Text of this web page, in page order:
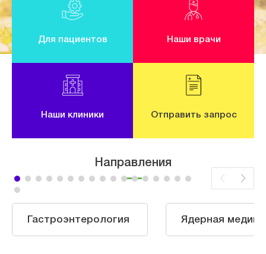
Для пациентов Наши врачи
Наши клиники Отправить запрос
Направления
Гастроэнтерология Ядерная